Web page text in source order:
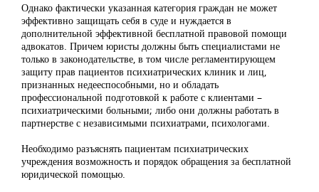
Однако фактически указанная категория граждан не может
эффективно защищать себя в суде и нуждается в
дополнительной эффективной бесплатной правовой помощи
адвокатов. Причем юристы должны быть специалистами не
только в законодательстве, в том числе регламентирующем
защиту прав пациентов психиатрических клиник и лиц,
признанных недееспособными, но и обладать
профессиональной подготовкой к работе с клиентами –
психиатрическими больными; либо они должны работать в
партнерстве с независимыми психиатрами, психологами.
Необходимо разъяснять пациентам психиатрических
учреждения возможность и порядок обращения за бесплатной
юридической помощью.